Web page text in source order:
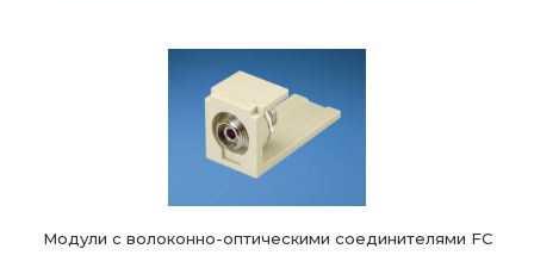
Модули с волоконно-оптическими соединителями FC